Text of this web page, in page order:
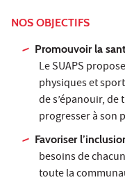
NOS OBJECTIFS
Promouvoir la
Le SUAPS
physiques et
de s’épanouir,
progresser à son
Favoriser
besoins de
toute la